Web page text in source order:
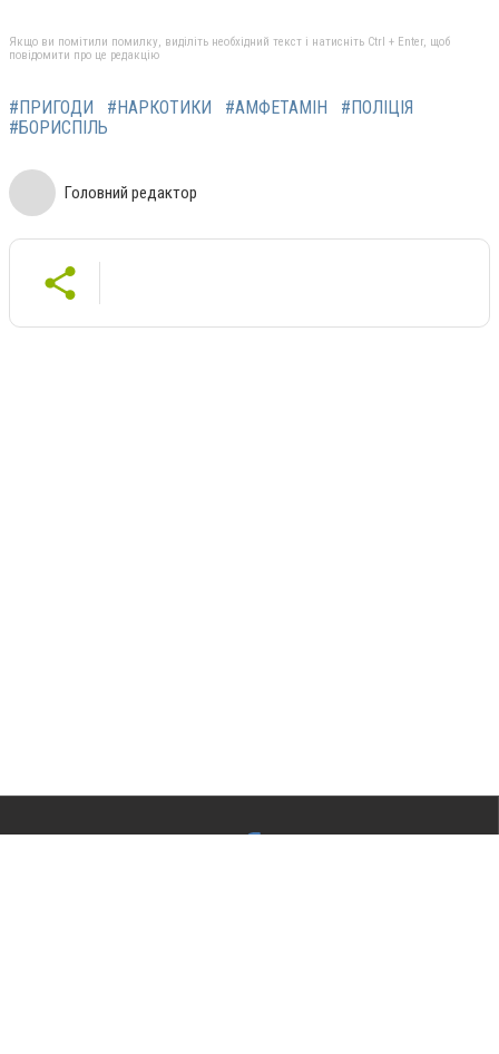
Якщо ви помітили помилку, виділіть необхідний текст і натисніть Ctrl + Enter, щоб
повідомити про це редакцію
#ПРИГОДИ #НАРКОТИКИ #АМФЕТАМІН
#ПОЛІЦІЯ
#БОРИСПІЛЬ
Головний редактор